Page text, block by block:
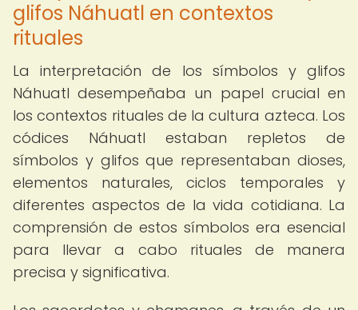
glifos Náhuatl en contextos
rituales
La interpretación de los símbolos y glifos
Náhuatl desempeñaba un papel crucial en
los contextos rituales de la cultura azteca. Los
códices Náhuatl estaban repletos de
símbolos y glifos que representaban dioses,
elementos naturales, ciclos temporales y
diferentes aspectos de la vida cotidiana. La
comprensión de estos símbolos era esencial
para llevar a cabo rituales de manera
precisa y significativa.